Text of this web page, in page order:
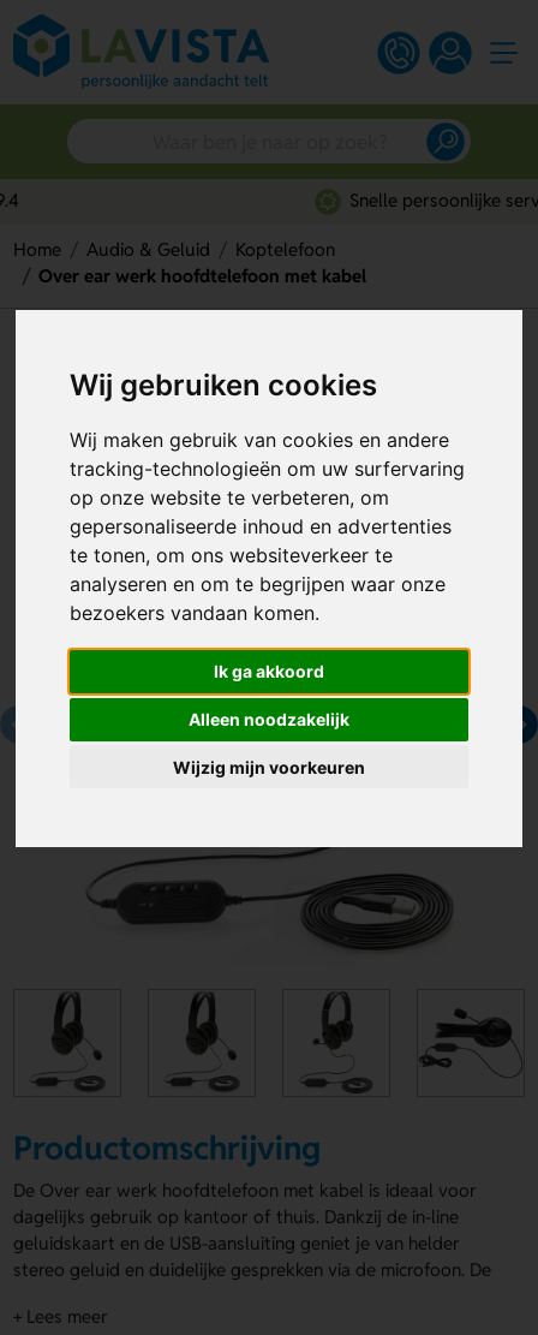
Wij gebruiken cookies
Wij maken gebruik van cookies en andere
tracking-technologieën om uw surfervaring
op onze website te verbeteren, om
gepersonaliseerde inhoud en advertenties
te tonen, om ons websiteverkeer te
analyseren en om te begrijpen waar onze
bezoekers vandaan komen.
Ik ga akkoord
Alleen noodzakelijk
Wijzig mijn voorkeuren
Snelle persoonlijke service
Home Audio & Geluid
Koptelefoon
Over ear werk hoofdtelefoon met kabel
met kabel
Artikelnummer: 280520
Productomschrijving
De Over ear werk hoofdtelefoon met kabel is ideaal voor
dagelijks gebruik op kantoor of thuis. Dankzij de in-line
geluidskaart en de USB-aansluiting geniet je van helder
stereo geluid en duidelijke gesprekken via de microfoon. De
geschikt voor pc en Mac®. Met 2 meter snoer heb je
+ Lees meer